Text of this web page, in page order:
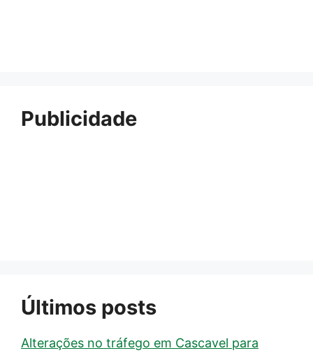
Publicidade
Últimos posts
Alterações no tráfego em Cascavel para